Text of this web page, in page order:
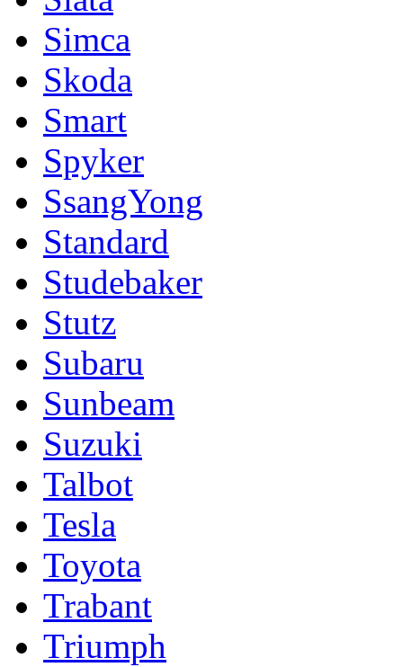
Simca
Skoda
Smart
Spyker
SsangYong
Standard
Studebaker
Stutz
Subaru
Sunbeam
Suzuki
Talbot
Tesla
Toyota
Trabant
Triumph